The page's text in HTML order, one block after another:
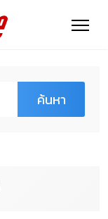
ค้นหา